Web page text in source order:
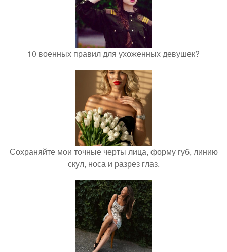
10 военных правил для ухоженных девушек?
Сохраняйте мои точные черты лица, форму губ, линию
скул, носа и разрез глаз.